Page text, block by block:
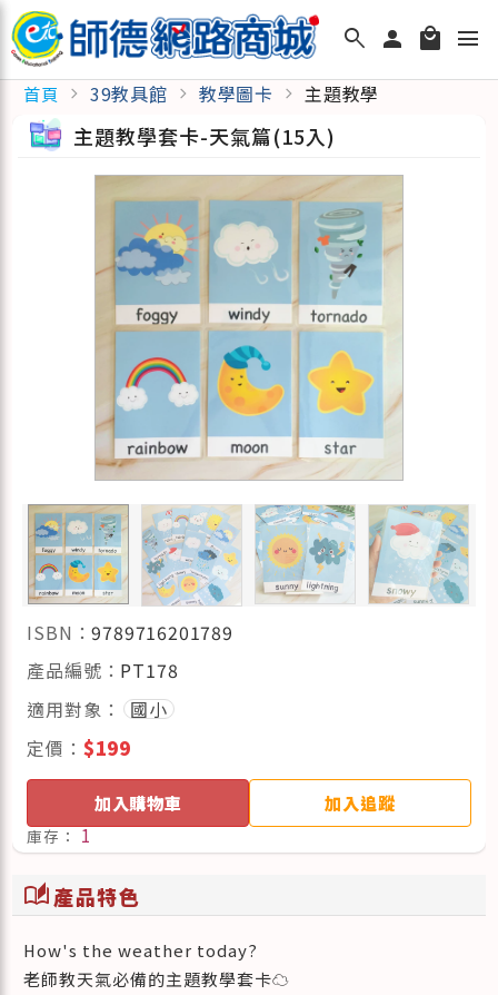
search person local_mall menu
首頁 chevron_right 39教具館 chevron_right 教學圖卡 chevron_right 主題教學
主題教學套卡-天氣篇(15入)
ISBN：9789716201789
產品編號： PT178
適用對象：
國小
定價： $199
加入購物車 加入追蹤
庫存： 1
auto_stories產品特色
How's the weather today?
老師教天氣必備的主題教學套卡☁️